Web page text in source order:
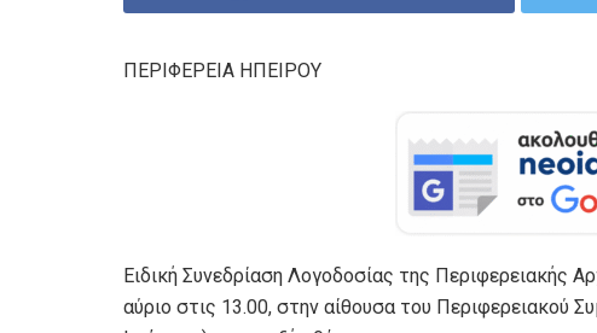
ΠΕΡΙΦΕΡΕΙΑ ΗΠΕΙΡΟΥ
Ειδική Συνεδρίαση Λογοδοσίας της Περιφερειακής
αύριο στις 13.00, στην αίθουσα του Περιφερειακού